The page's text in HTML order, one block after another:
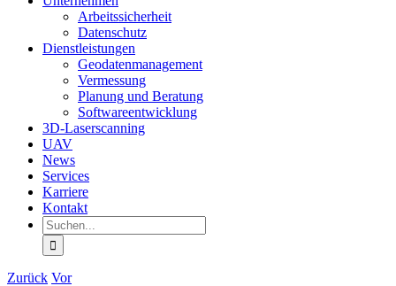
Arbeitssicherheit
Datenschutz
Dienstleistungen
Geodatenmanagement
Vermessung
Planung und Beratung
Softwareentwicklung
3D-Laserscanning
UAV
News
Services
Karriere
Kontakt
Suche
nach:
Zurück Vor